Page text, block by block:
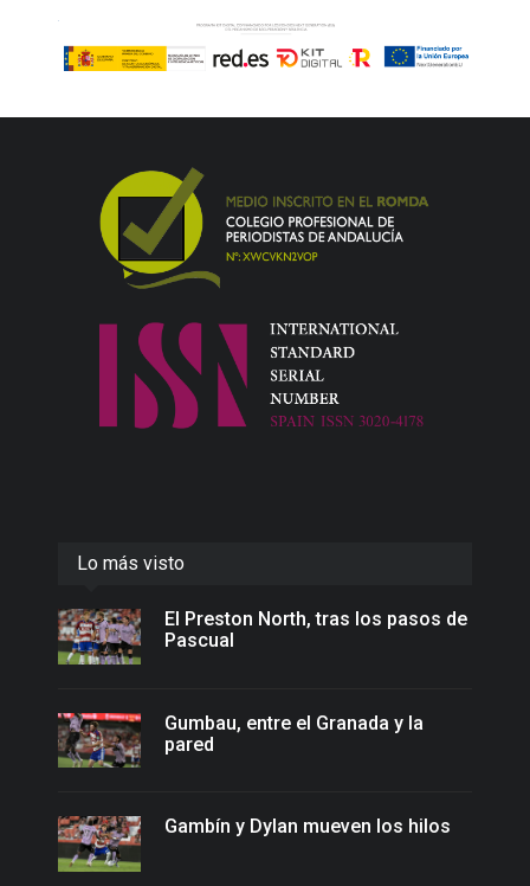
Lo más visto
El Preston North, tras los pasos de
Pascual
Gumbau, entre el Granada y la
pared
Gambín y Dylan mueven los hilos